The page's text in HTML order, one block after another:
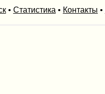
• Статистика • Контакты •